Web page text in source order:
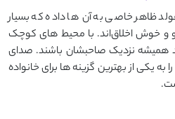
ظاهر خاصی به آن‌ ها داده که بسیار
و خوش ‌اخلاق‌اند. با محیط‌ های کوچک
همیشه نزدیک صاحبشان باشند. صدای
به یکی از بهترین گزینه ‌ها برای خانواده